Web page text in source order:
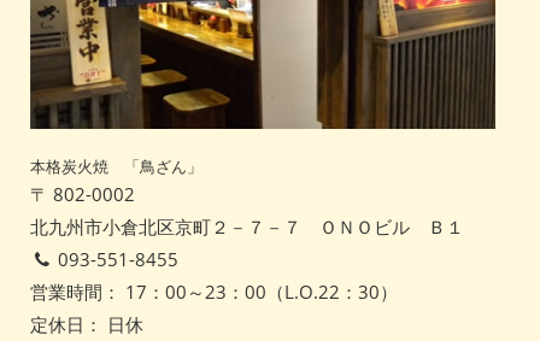
本格炭火焼 「鳥ざん」
〒 802-0002
北九州市小倉北区京町２－７－７ ＯＮＯビル Ｂ１
093-551-8455
営業時間： 17：00～23：00（L.O.22：30）
定休日： 日休